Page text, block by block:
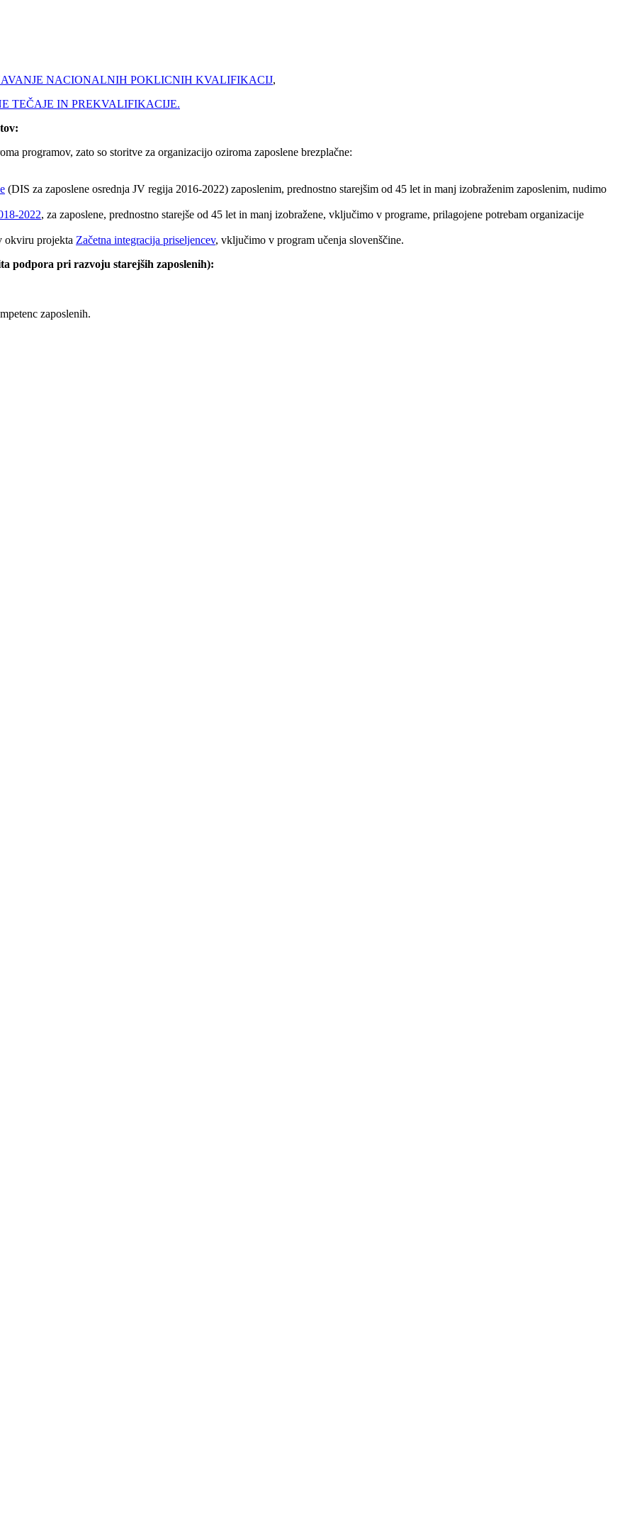
NACIONALNIH POKLICNIH KVALIFIKACIJ,
TEČAJE IN PREKVALIFIKACIJE.
programov, zato so storitve za organizacijo oziroma zaposlene brezplačne:
(DIS za zaposlene osrednja JV regija 2016-2022) zaposlenim, prednostno starejšim od 45 let in manj izobraženim zaposlenim, nudimo
2022, za zaposlene, prednostno starejše od 45 let in manj izobražene, vključimo v programe, prilagojene potrebam organizacije
okviru projekta Začetna integracija priseljencev, vključimo v program učenja slovenščine.
podpora pri razvoju starejših zaposlenih):
zaposlenih.